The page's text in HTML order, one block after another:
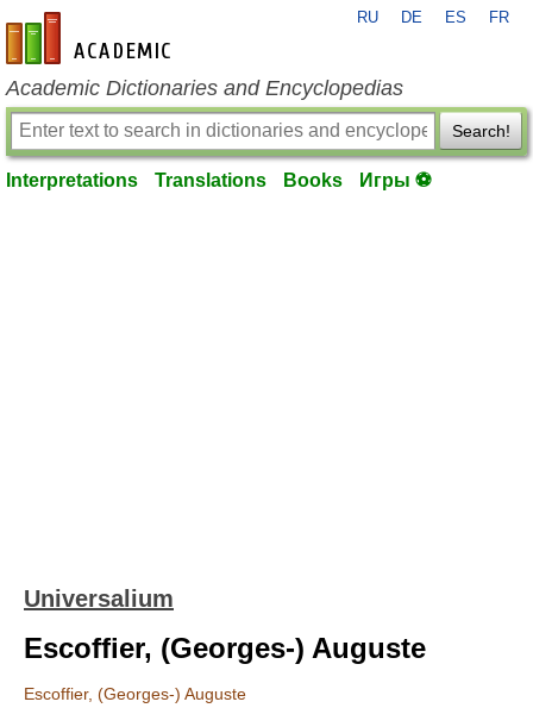
en-academic.com
RU DE ES FR
Academic Dictionaries and Encyclopedias
Search!
Interpretations Translations Books Игры ⚽
Universalium
Escoffier, (Georges-) Auguste
Escoffier, (Georges-) Auguste